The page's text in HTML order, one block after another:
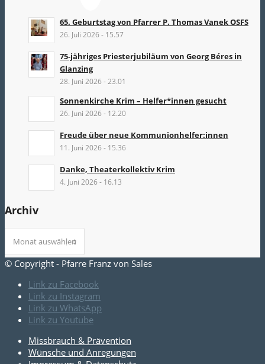
65. Geburtstag von Pfarrer P. Thomas Vanek OSFS
26. Juli 2026 - 15.57
75-jähriges Priesterjubiläum von Georg Béres in
Glanzing
28. Juni 2026 - 23.01
Sonnenkirche Krim – Helfer*innen gesucht
26. Juni 2026 - 12.20
Freude über neue Kommunionhelfer:innen
11. Juni 2026 - 15.36
Danke, Theaterkollektiv Krim
4. Juni 2026 - 16.13
Archiv
© Copyright - Pfarre Franz von Sales
Link zu Facebook
Link zu Instagram
Link zu WhatsApp
Link zu Youtube
Missbrauch & Prävention
Wünsche und Anregungen